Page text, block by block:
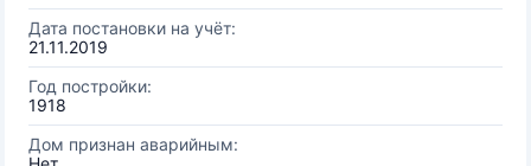
Дата постановки на учёт:
21.11.2019
Год постройки:
1918
Дом признан аварийным: